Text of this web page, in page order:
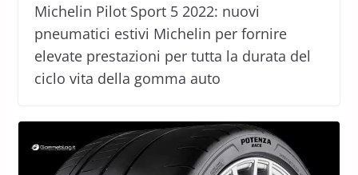
Michelin Pilot Sport 5 2022: nuovi
pneumatici estivi Michelin per fornire
elevate prestazioni per tutta la durata del
ciclo vita della gomma auto